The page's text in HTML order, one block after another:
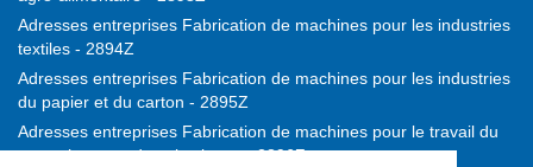
Adresses entreprises Fabrication de machines pour les industries
textiles - 2894Z
Adresses entreprises Fabrication de machines pour les industries
du papier et du carton - 2895Z
Adresses entreprises Fabrication de machines pour le travail du
caoutchouc ou des plastiques - 2896Z